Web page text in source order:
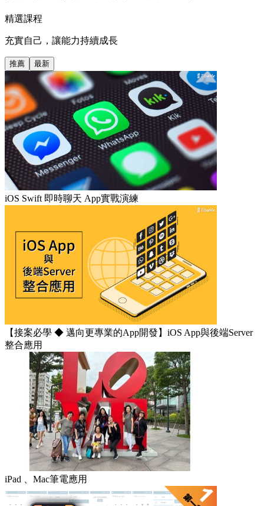
精選課程
充實自己，讓能力持續成長
推薦 最新
iOS Swift 即時聊天 App實戰演練
【接案必學 ◆ 邁向更專業的App開發】iOS App與後端Server
整合應用
iPad 、Mac筆電應用